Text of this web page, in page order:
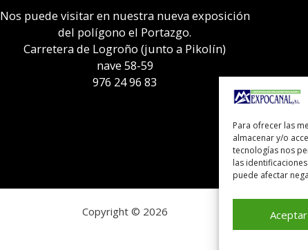
Para ofrecer las
almacenar y/o
tecnologías nos
las
puede afectar
Aceptar
Nos puede visitar en nuestra nueva exposición
del polígono el Portazgo.
Carretera de Logroño (junto a Pikolín)
nave 58-59
976 24 96 83
Copyright © 2026